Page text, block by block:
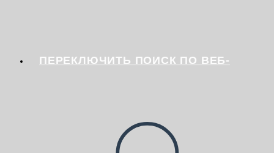
ПЕРЕКЛЮЧИТЬ ПОИСК ПО ВЕБ-